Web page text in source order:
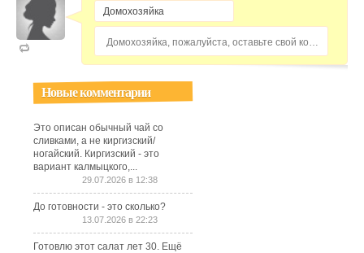
Домохозяйка, пожалуйста, оставьте свой комментарий...
Новые комментарии
Это описан обычный чай со
сливками, а не киргизский/
ногайский. Киргизский - это
вариант калмыцкого,...
29.07.2026 в 12:38
До готовности - это сколько?
13.07.2026 в 22:23
Готовлю этот салат лет 30. Ещё